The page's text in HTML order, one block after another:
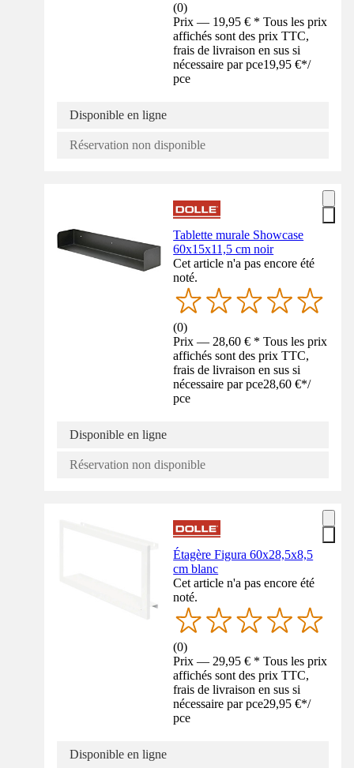
(0)
Prix — 19,95 € * Tous les prix
affichés sont des prix TTC,
frais de livraison en sus si
nécessaire par pce19,95 €*/
pce
Disponible en ligne
Réservation non disponible
Tablette murale Showcase
60x15x11,5 cm noir
Cet article n'a pas encore été
noté.
(0)
Prix — 28,60 € * Tous les prix
affichés sont des prix TTC,
frais de livraison en sus si
nécessaire par pce28,60 €*/
pce
Disponible en ligne
Réservation non disponible
Étagère Figura 60x28,5x8,5
cm blanc
Cet article n'a pas encore été
noté.
(0)
Prix — 29,95 € * Tous les prix
affichés sont des prix TTC,
frais de livraison en sus si
nécessaire par pce29,95 €*/
pce
Disponible en ligne